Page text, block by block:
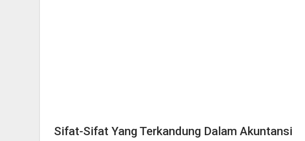
Sifat-Sifat Yang Terkandung Dalam Akuntansi